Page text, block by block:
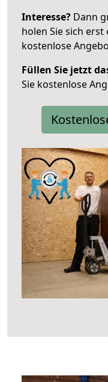
Interesse? Dann
holen Sie sich
kostenlose
Füllen Sie jetzt
Sie kostenlose